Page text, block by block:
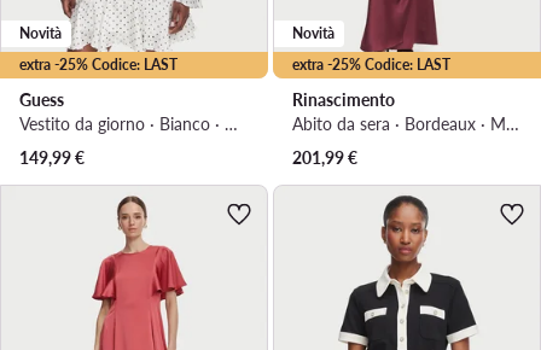
extra -25% Codice: LAST
Novità
Guess
Vestito da giorno · Bianco · Mini
149,99€
extra -25% Codice: LAST
Novità
Rinascimento
Abito da sera · Bordeaux · Maxi
201,99€